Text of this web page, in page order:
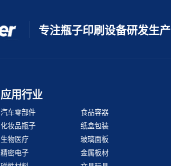
专注瓶子印刷设备研发生产
应用行业
汽车零部件
食品容器
化妆品瓶子
纸盒包装
生物医疗
玻璃面板
精密电子
金属板材